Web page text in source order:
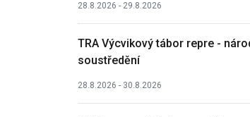
28.8.2026 - 29.8.2026
TRA Výcvikový tábor repre -
soustředění
28.8.2026 - 30.8.2026